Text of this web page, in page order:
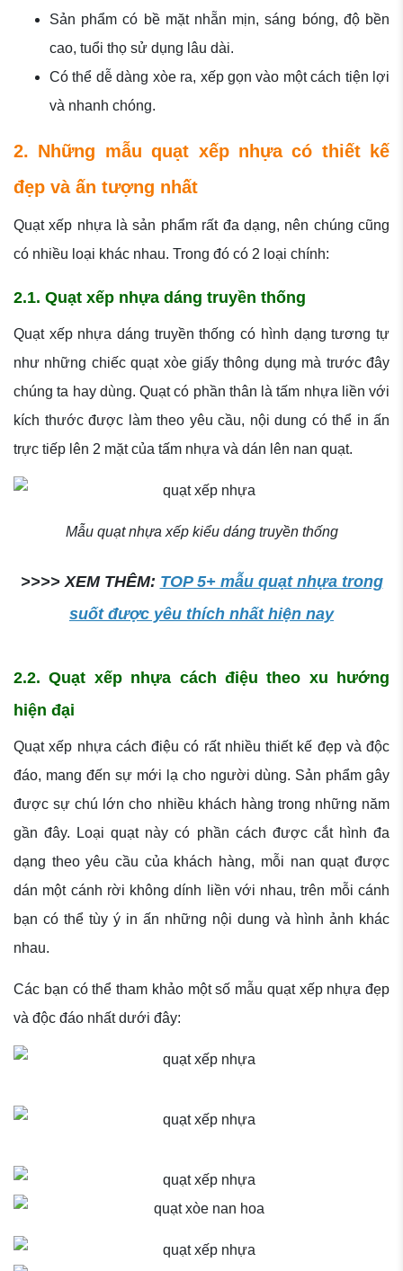
Sản phẩm có bề mặt nhẵn mịn, sáng bóng, độ bền
cao, tuổi thọ sử dụng lâu dài.
Có thể dễ dàng xòe ra, xếp gọn vào một cách tiện lợi
và nhanh chóng.
2. Những mẫu quạt xếp nhựa có thiết kế
đẹp và ấn tượng nhất
Quạt xếp nhựa là sản phẩm rất đa dạng, nên chúng cũng
có nhiều loại khác nhau. Trong đó có 2 loại chính:
2.1. Quạt xếp nhựa dáng truyền thống
Quạt xếp nhựa dáng truyền thống có hình dạng tương tự
như những chiếc quạt xòe giấy thông dụng mà trước đây
chúng ta hay dùng. Quạt có phần thân là tấm nhựa liền với
kích thước được làm theo yêu cầu, nội dung có thể in ấn
trực tiếp lên 2 mặt của tấm nhựa và dán lên nan quạt.
Mẫu quạt nhựa xếp kiểu dáng truyền thống
>>>> XEM THÊM: TOP 5+ mẫu quạt nhựa trong
suốt được yêu thích nhất hiện nay
2.2. Quạt xếp nhựa cách điệu theo xu hướng
hiện đại
Quạt xếp nhựa cách điệu có rất nhiều thiết kế đẹp và độc
đáo, mang đến sự mới lạ cho người dùng. Sản phẩm gây
được sự chú lớn cho nhiều khách hàng trong những năm
gần đây. Loại quạt này có phần cách được cắt hình đa
dạng theo yêu cầu của khách hàng, mỗi nan quạt được
dán một cánh rời không dính liền với nhau, trên mỗi cánh
bạn có thể tùy ý in ấn những nội dung và hình ảnh khác
nhau.
Các bạn có thể tham khảo một số mẫu quạt xếp nhựa đẹp
và độc đáo nhất dưới đây: